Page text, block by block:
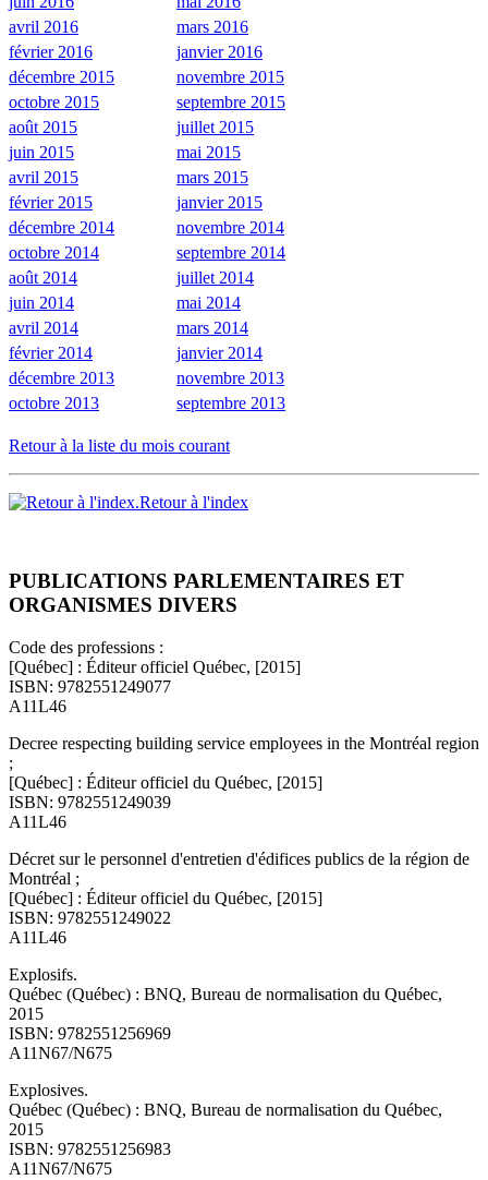
avril 2016
mars 2016
février 2016
janvier 2016
décembre 2015
novembre 2015
octobre 2015
septembre 2015
août 2015
juillet 2015
juin 2015
mai 2015
avril 2015
mars 2015
février 2015
janvier 2015
décembre 2014
novembre 2014
octobre 2014
septembre 2014
août 2014
juillet 2014
juin 2014
mai 2014
avril 2014
mars 2014
février 2014
janvier 2014
décembre 2013
novembre 2013
octobre 2013
septembre 2013
Retour à la liste du mois courant
Retour à l'index
PUBLICATIONS PARLEMENTAIRES ET
ORGANISMES DIVERS
Code des professions :
[Québec] : Éditeur officiel Québec, [2015]
ISBN: 9782551249077
A11L46
Decree respecting building service employees in the Montréal region
;
[Québec] : Éditeur officiel du Québec, [2015]
ISBN: 9782551249039
A11L46
Décret sur le personnel d'entretien d'édifices publics de la région de
Montréal ;
[Québec] : Éditeur officiel du Québec, [2015]
ISBN: 9782551249022
A11L46
Explosifs.
Québec (Québec) : BNQ, Bureau de normalisation du Québec,
2015
ISBN: 9782551256969
A11N67/N675
Explosives.
Québec (Québec) : BNQ, Bureau de normalisation du Québec,
2015
ISBN: 9782551256983
A11N67/N675